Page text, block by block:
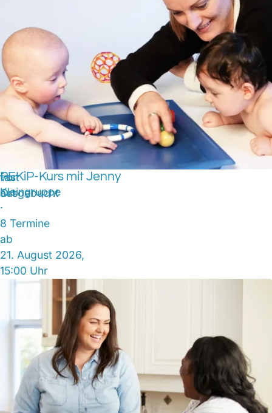
fast
ausgebucht
vor
Ort
PEKiP-Kurs mit Jenny
Kleingruppe
·
8 Termine
ab
21. August 2026,
15:00 Uhr